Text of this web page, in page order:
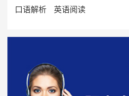
口语解析 英语阅读